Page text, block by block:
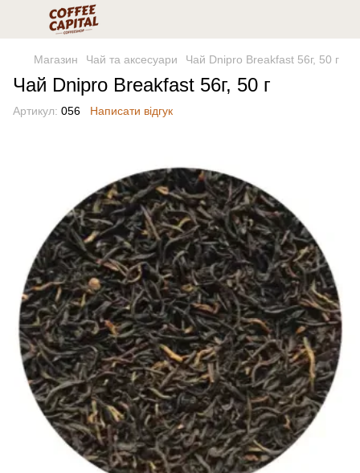
Магазин Чай та аксесуари Чай Dnipro Breakfast 56г, 50 г
Чай Dnipro Breakfast 56г, 50 г
Артикул: 056 Написати відгук